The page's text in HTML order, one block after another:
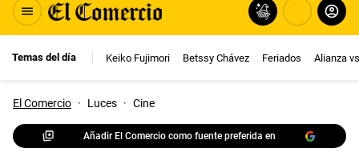
Temas del día Keiko Fujimori Betssy Chávez Feriados Alianza
El Comercio · Luces · Cine
Añadir El Comercio como fuente preferida en